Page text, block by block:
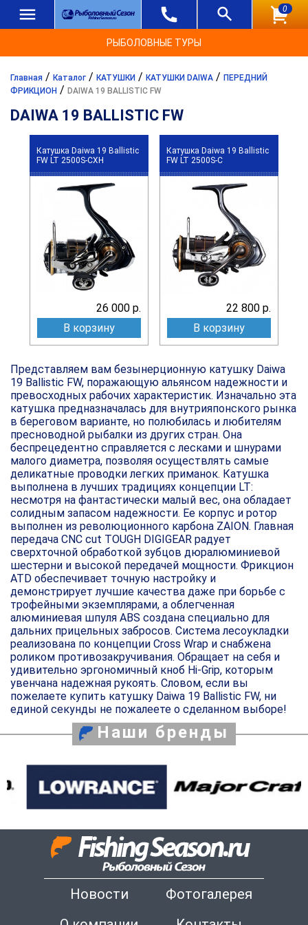
0
РЫБОЛОВНЫЕ ТУРЫ
Главная / Каталог / КАТУШКИ / КАТУШКИ DAIWA / ПЕРЕДНИЙ
ФРИКЦИОН / DAIWA 19 BALLISTIC FW
DAIWA 19 BALLISTIC FW
Катушка Daiwa 19 Ballistic
FW LT 2500S-CXH
26 000 р.
В корзину
Катушка Daiwa 19 Ballistic
FW LT 2500S-C
22 800 р.
В корзину
Представляем вам безынерционную катушку Daiwa
19 Ballistic FW, поражающую альянсом надежности и
превосходных рабочих характеристик. Изначально эта
катушка предназначалась для внутрияпонского рынка
в береговом варианте, но полюбилась и любителям
пресноводной рыбалки из других стран. Она
беспрецедентно справляется с лесками и шнурами
малого диаметра, позволяя осуществлять самые
деликатные проводки легких приманок. Катушка
выполнена в лучших традициях концепции LT:
несмотря на фантастически малый вес, она обладает
солидным запасом надежности. Ее корпус и ротор
выполнен из революционного карбона ZAION. Главная
передача CNC cut TOUGH DIGIGEAR радует
сверхточной обработкой зубцов дюралюминиевой
шестерни и высокой передачей мощности. Фрикцион
ATD обеспечивает точную настройку и
демонстрирует лучшие качества даже при борьбе с
трофейными экземплярами, а облегченная
алюминиевая шпуля ABS создана специально для
дальних прицельных забросов. Система лесоукладки
реализована по концепции Cross Wrap и снабжена
роликом противозакручивания. Обращает на себя и
удивительно эргономичный кноб Hi-Grip, которым
увенчана надежная рукоять. Словом, если вы
пожелаете купить катушку Daiwa 19 Ballistic FW, ни
единой секунды не пожалеете о сделанном выборе!
Наши бренды
Новости
Фотогалерея